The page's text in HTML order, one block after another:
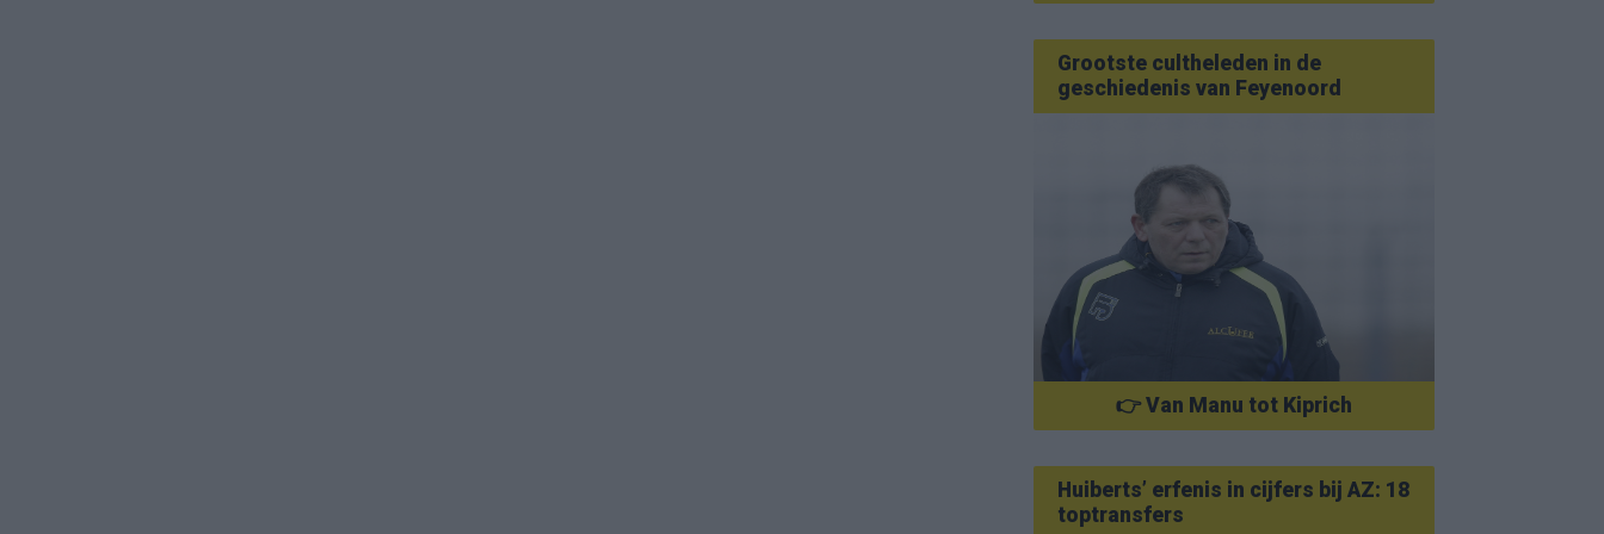
Grootste cultheleden in de
geschiedenis van Feyenoord
👉 Van Manu tot Kiprich
Huiberts’ erfenis in cijfers bij AZ: 18
toptransfers